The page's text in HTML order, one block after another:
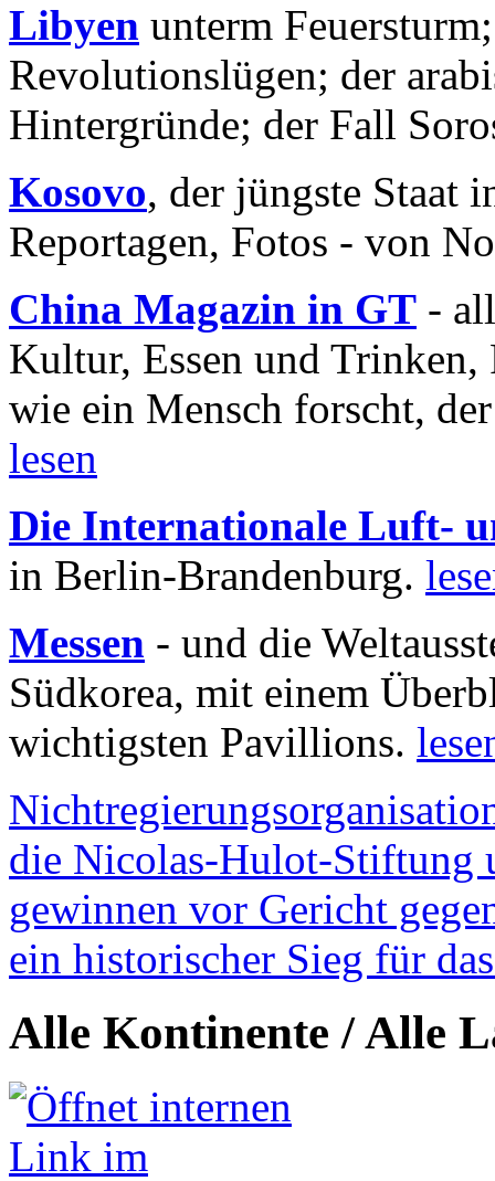
Libyen unterm
Revolutionslügen; der
Hintergründe; der Fall
Kosovo, der jüngste Staat
Reportagen, Fotos - von
China Magazin in GT -
Kultur, Essen und
wie ein Mensch forscht,
lesen
Die Internationale Luft-
in Berlin-Brandenburg.
Messen - und die
Südkorea, mit einem
wichtigsten Pavillions.
die Nicolas-Hulot-Stiftung
gewinnen vor Gericht
ein historischer Sieg für
Alle Kontinente / Alle